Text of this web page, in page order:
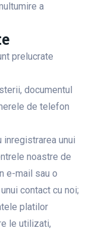
a
prelucrate
documentul
de telefon
inregistrarea unui
noastre de
e-mail sau o
contact cu noi;
platilor
le utilizati,